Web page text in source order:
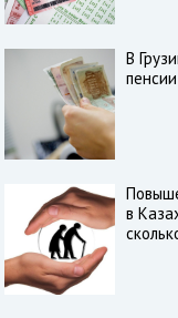
В
пенсии
в